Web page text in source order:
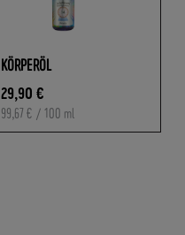
KÖRPERÖL
29,90 €
99,67 € / 100 ml